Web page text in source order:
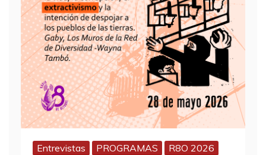
Entrevistas PROGRAMAS R8O 2026